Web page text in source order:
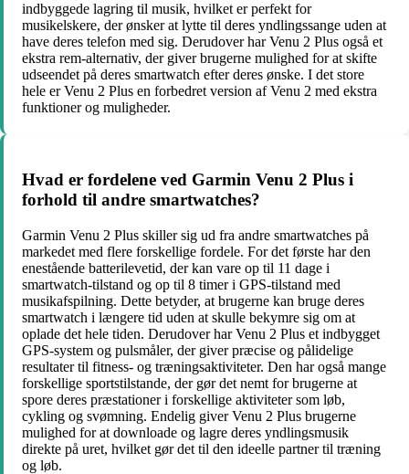
indbyggede lagring til musik, hvilket er perfekt for
musikelskere, der ønsker at lytte til deres yndlingssange uden at
have deres telefon med sig. Derudover har Venu 2 Plus også et
ekstra rem-alternativ, der giver brugerne mulighed for at skifte
udseendet på deres smartwatch efter deres ønske. I det store
hele er Venu 2 Plus en forbedret version af Venu 2 med ekstra
funktioner og muligheder.
Hvad er fordelene ved Garmin Venu 2 Plus i
forhold til andre smartwatches?
Garmin Venu 2 Plus skiller sig ud fra andre smartwatches på
markedet med flere forskellige fordele. For det første har den
enestående batterilevetid, der kan vare op til 11 dage i
smartwatch-tilstand og op til 8 timer i GPS-tilstand med
musikafspilning. Dette betyder, at brugerne kan bruge deres
smartwatch i længere tid uden at skulle bekymre sig om at
oplade det hele tiden. Derudover har Venu 2 Plus et indbygget
GPS-system og pulsmåler, der giver præcise og pålidelige
resultater til fitness- og træningsaktiviteter. Den har også mange
forskellige sportstilstande, der gør det nemt for brugerne at
spore deres præstationer i forskellige aktiviteter som løb,
cykling og svømning. Endelig giver Venu 2 Plus brugerne
mulighed for at downloade og lagre deres yndlingsmusik
direkte på uret, hvilket gør det til den ideelle partner til træning
og løb.